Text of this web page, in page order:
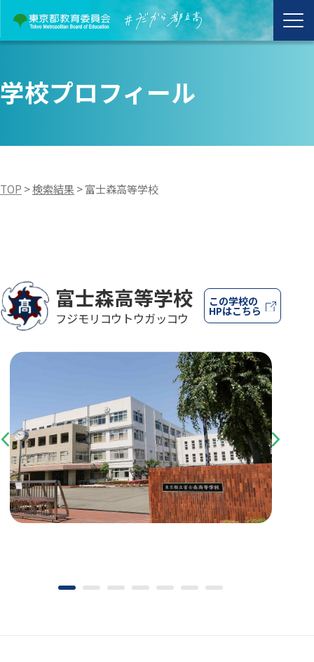
学校プロフィール
TOP >検索結果 >富士森高等学校
富士森高等学校
フジモリコウトウガッコウ
この学校の
HPはこちら
Previous Next